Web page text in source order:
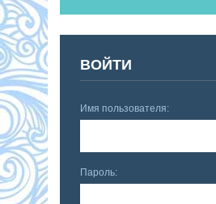
ВОЙТИ
Имя пользователя:
Пароль: